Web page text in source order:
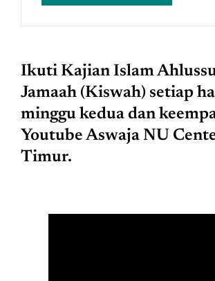
Ikuti Kajian Islam
Jamaah (Kiswah) setiap
minggu kedua dan
Youtube Aswaja NU
Timur.